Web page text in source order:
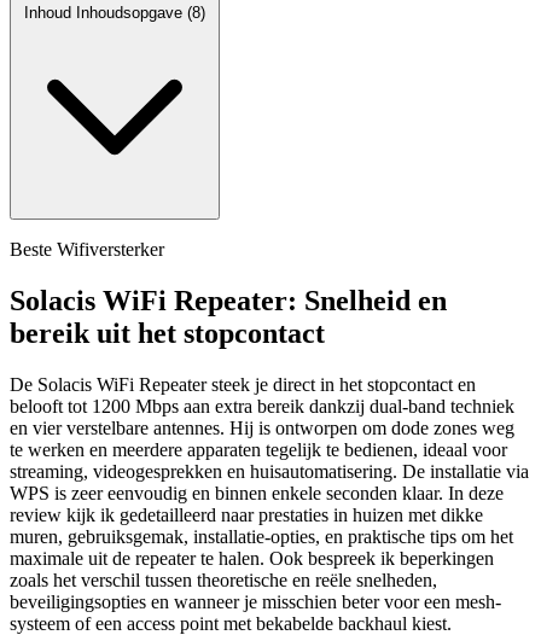
Inhoud Inhoudsopgave (8)
Beste Wifiversterker
Solacis WiFi Repeater: Snelheid en
bereik uit het stopcontact
De Solacis WiFi Repeater steek je direct in het stopcontact en
belooft tot 1200 Mbps aan extra bereik dankzij dual-band techniek
en vier verstelbare antennes. Hij is ontworpen om dode zones weg
te werken en meerdere apparaten tegelijk te bedienen, ideaal voor
streaming, videogesprekken en huisautomatisering. De installatie via
WPS is zeer eenvoudig en binnen enkele seconden klaar. In deze
review kijk ik gedetailleerd naar prestaties in huizen met dikke
muren, gebruiksgemak, installatie-opties, en praktische tips om het
maximale uit de repeater te halen. Ook bespreek ik beperkingen
zoals het verschil tussen theoretische en reële snelheden,
beveiligingsopties en wanneer je misschien beter voor een mesh-
systeem of een access point met bekabelde backhaul kiest.